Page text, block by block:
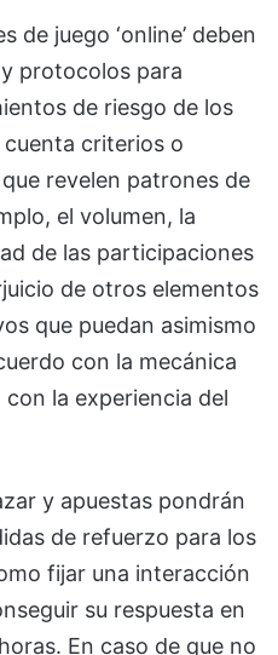
de juego ‘online’ deben
protocolos para
de riesgo de los
criterios o
revelen patrones de
el volumen, la
de las participaciones
de otros elementos
que puedan asimismo
con la mecánica
la experiencia del
y apuestas pondrán
de refuerzo para los
fijar una interacción
su respuesta en
En caso de que no